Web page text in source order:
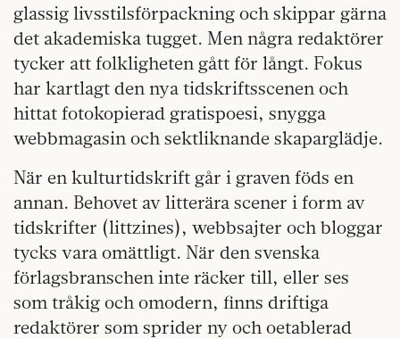
glassig livsstilsförpackning och skippar gärna
det akademiska tugget. Men några redaktörer
tycker att folkligheten gått för långt. Fokus
har kartlagt den nya tidskriftsscenen och
hittat fotokopierad gratispoesi, snygga
webbmagasin och sektliknande skaparglädje.
När en kulturtidskrift går i graven föds en
annan. Behovet av litterära scener i form av
tidskrifter (littzines), webbsajter och bloggar
tycks vara omättligt. När den svenska
förlagsbranschen inte räcker till, eller ses
som tråkig och omodern, finns driftiga
redaktörer som sprider ny och oetablerad